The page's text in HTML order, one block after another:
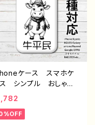
アンドロイ
おすすめ 個性的 人
イラストレーター 絵
クリエイター オリジ
デザイン グッズ タ
ル：豚王族（ブラック）
ケース スマホケ
シンプル おしゃ
面白い おもしろスマ
ケース イラスト う
動物 ゆるかわ ゆる